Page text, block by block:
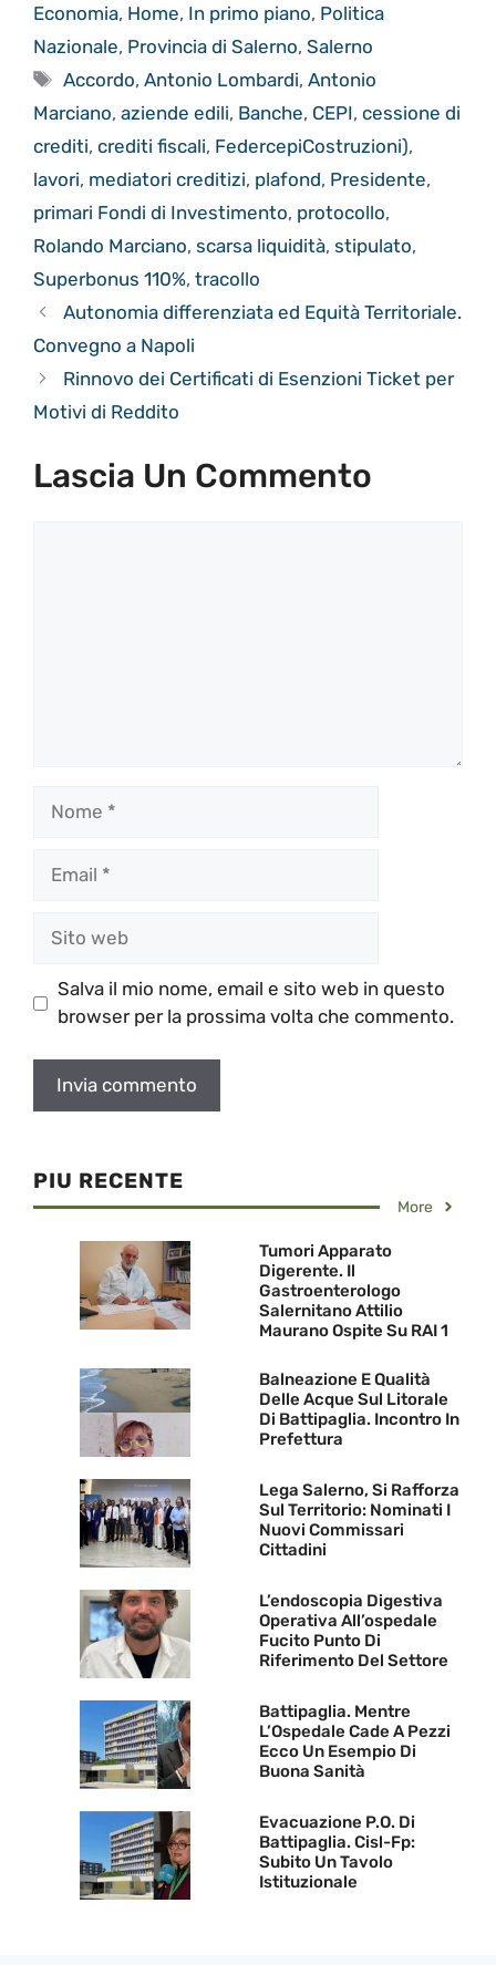
Economia, Home, In primo piano, Politica
Nazionale, Provincia di Salerno, Salerno
Tag
Accordo,Antonio Lombardi,Antonio
Marciano, aziende edili, Banche, CEPI, cessione di
crediti, crediti fiscali, FedercepiCostruzioni),
lavori, mediatori creditizi, plafond, Presidente,
primari Fondi di Investimento, protocollo,
Rolando Marciano, scarsa liquidità, stipulato,
Superbonus 110%, tracollo
Autonomia differenziata ed Equità Territoriale.
Convegno a Napoli
Rinnovo dei Certificati di Esenzioni Ticket per
Motivi di Reddito
Lascia Un Commento
Salva il mio nome, email e sito web in questo
browser per la prossima volta che commento.
PIU RECENTE
More
Tumori Apparato
Digerente. Il
Gastroenterologo
Salernitano Attilio
Maurano Ospite Su RAI 1
Balneazione E Qualità
Delle Acque Sul Litorale
Di Battipaglia. Incontro In
Prefettura
Lega Salerno, Si Rafforza
Sul Territorio: Nominati I
Nuovi Commissari
Cittadini
L’endoscopia Digestiva
Operativa All’ospedale
Fucito Punto Di
Riferimento Del Settore
Battipaglia. Mentre
L’Ospedale Cade A Pezzi
Ecco Un Esempio Di
Buona Sanità
Evacuazione P.O. Di
Battipaglia. Cisl-Fp:
Subito Un Tavolo
Istituzionale